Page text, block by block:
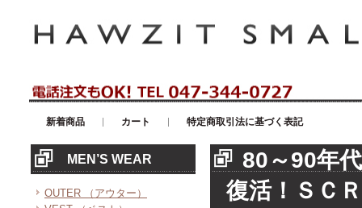
新着商品 カート 特定商取引法に基づく表記
MEN’S WEAR
OUTER （アウター）
80～90年
復活！ＳＣ